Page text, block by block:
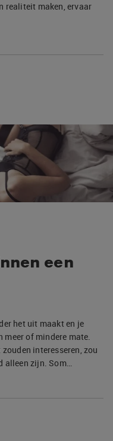
realiteit maken, ervaar
een
het uit maakt en je
of mindere mate.
interesseren, zou
alleen zijn. Som…